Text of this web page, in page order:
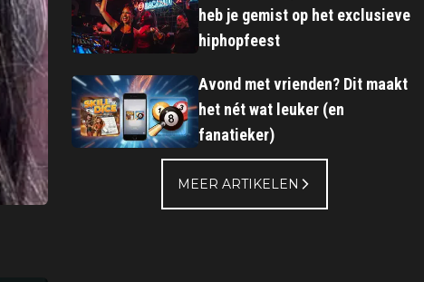
heb je gemist op het exclusieve
hiphopfeest
Avond met vrienden? Dit maakt
het nét wat leuker (en
fanatieker)
MEER ARTIKELEN